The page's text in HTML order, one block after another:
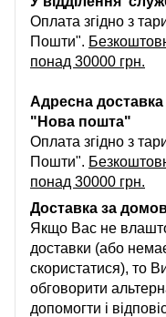
Оплата згідно з
Пошти".
понад 30000 грн.
Адресна
"Нова пошта"
Оплата згідно з
Пошти".
понад 30000 грн.
Доставка за
Якщо Вас не
доставки (або
скористатися), то
обговорити
допомогти і